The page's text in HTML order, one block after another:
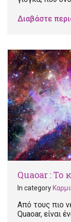
Διαβάστε
Quaoar : Το
In category
Από τους πιο
Quaoar, είναι